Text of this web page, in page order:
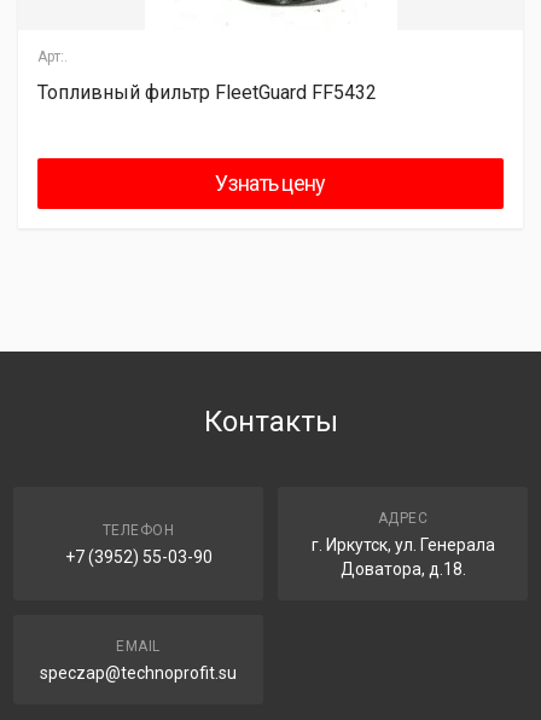
Арт:.
Топливный фильтр FleetGuard FF5432
Узнать цену
Контакты
ТЕЛЕФОН
+7 (3952) 55-03-90
АДРЕС
г. Иркутск, ул. Генерала
Доватора, д.18.
EMAIL
speczap@technoprofit.su